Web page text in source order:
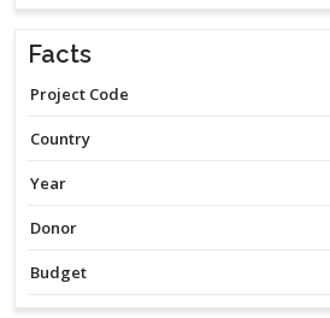
Facts
Project Code
Country
Year
Donor
Budget